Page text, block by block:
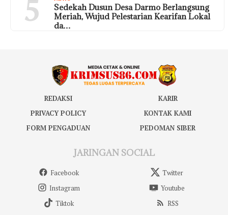
5
Sedekah Dusun Desa Darmo Berlangsung
Meriah, Wujud Pelestarian Kearifan Lokal
da…
REDAKSI
KARIR
PRIVACY POLICY
KONTAK KAMI
FORM PENGADUAN
PEDOMAN SIBER
JARINGAN SOCIAL
Facebook
Twitter
Instagram
Youtube
Tiktok
RSS